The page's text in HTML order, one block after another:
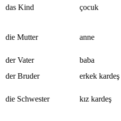
das Kind çocuk
die Mutter anne
der Vater
baba
der Bruder
erkek kardeş
die Schwester kız kardeş